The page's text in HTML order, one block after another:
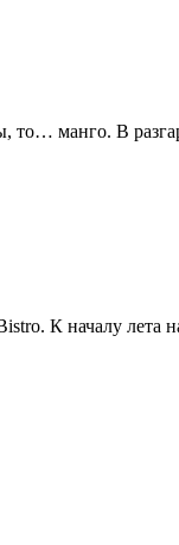
манго. В
К началу лета